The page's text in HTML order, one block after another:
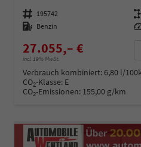
Fahrzeugnummer 195742
Kraftstoff Benzin
27.055,– €
incl. 19% MwSt.
Verbrauch kombiniert:6,80 l/
CO2-Klasse: E
CO2-Emissionen: 155,00 g/km